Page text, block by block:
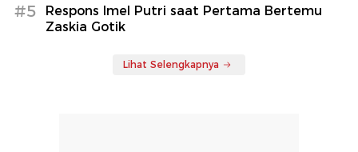
#5
Respons Imel Putri saat Pertama Bertemu
Zaskia Gotik
Lihat Selengkapnya